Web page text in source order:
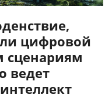
цифровой
ведет